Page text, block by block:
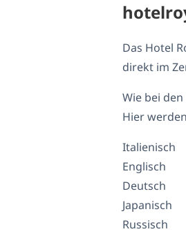
Das Hotel
direkt im
Wie bei
Hier
Italienisch
Englisch
Deutsch
Japanisch
Russisch